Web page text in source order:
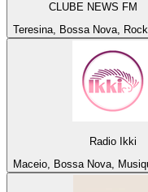
CLUBE NEWS FM
Teresina, Bossa Nova,
Radio Ikki
Maceio, Bossa Nova,